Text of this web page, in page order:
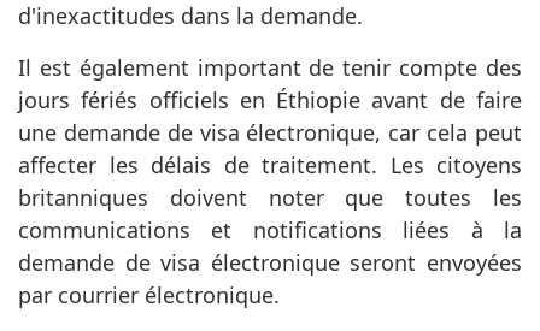
d'inexactitudes dans la demande.
Il est également important de tenir compte des
jours fériés officiels en Éthiopie avant de faire
une demande de visa électronique, car cela peut
affecter les délais de traitement. Les citoyens
britanniques doivent noter que toutes les
communications et notifications liées à la
demande de visa électronique seront envoyées
par courrier électronique.